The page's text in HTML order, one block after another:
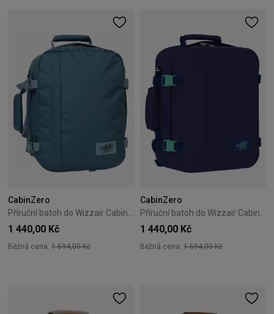
CabinZero
Příruční batoh do Wizzair Cabin Zero Classic 28L Aruba Blue
1 440,00 Kč
Běžná cena: 1 694,00 Kč
CabinZero
Příruční batoh do Wizzair Cabin Zero Classic 28L Deep Ocean
1 440,00 Kč
Běžná cena: 1 694,00 Kč